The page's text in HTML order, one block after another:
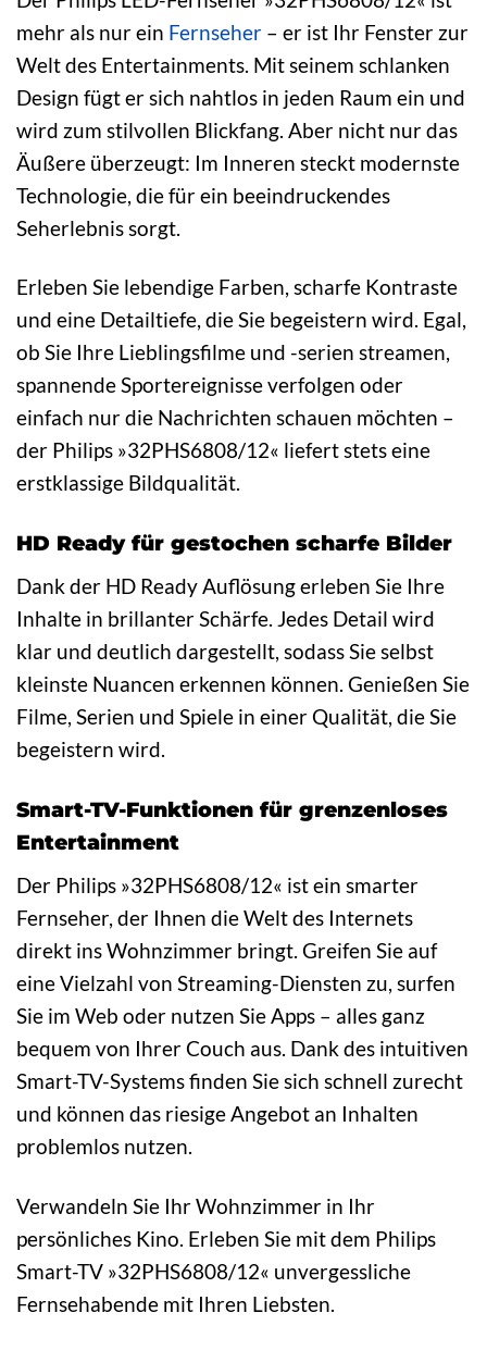
mehr als nur ein Fernseher – er ist Ihr Fenster zur
Welt des Entertainments. Mit seinem schlanken
Design fügt er sich nahtlos in jeden Raum ein und
wird zum stilvollen Blickfang. Aber nicht nur das
Äußere überzeugt: Im Inneren steckt modernste
Technologie, die für ein beeindruckendes
Seherlebnis sorgt.
Erleben Sie lebendige Farben, scharfe Kontraste
und eine Detailtiefe, die Sie begeistern wird. Egal,
ob Sie Ihre Lieblingsfilme und -serien streamen,
spannende Sportereignisse verfolgen oder
einfach nur die Nachrichten schauen möchten –
der Philips »32PHS6808/12« liefert stets eine
erstklassige Bildqualität.
HD Ready für gestochen scharfe Bilder
Dank der HD Ready Auflösung erleben Sie Ihre
Inhalte in brillanter Schärfe. Jedes Detail wird
klar und deutlich dargestellt, sodass Sie selbst
kleinste Nuancen erkennen können. Genießen Sie
Filme, Serien und Spiele in einer Qualität, die Sie
begeistern wird.
Smart-TV-Funktionen für grenzenloses
Entertainment
Der Philips »32PHS6808/12« ist ein smarter
Fernseher, der Ihnen die Welt des Internets
direkt ins Wohnzimmer bringt. Greifen Sie auf
eine Vielzahl von Streaming-Diensten zu, surfen
Sie im Web oder nutzen Sie Apps – alles ganz
bequem von Ihrer Couch aus. Dank des intuitiven
Smart-TV-Systems finden Sie sich schnell zurecht
und können das riesige Angebot an Inhalten
problemlos nutzen.
Verwandeln Sie Ihr Wohnzimmer in Ihr
persönliches Kino. Erleben Sie mit dem Philips
Smart-TV »32PHS6808/12« unvergessliche
Fernsehabende mit Ihren Liebsten.